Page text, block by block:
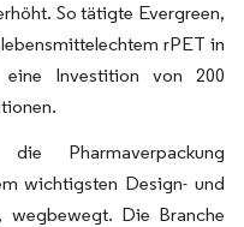
So tätigte Evergreen,
rPET in
eine Investition von 200
Pharmaverpackung
wichtigsten Design- und
wegbewegt. Die Branche